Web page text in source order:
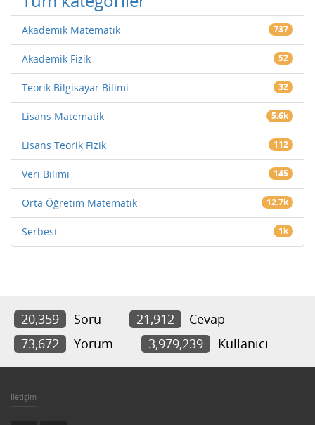
Akademik Matematik 737
Akademik Fizik 52
Teorik Bilgisayar Bilimi 32
Lisans Matematik 5.6k
Lisans Teorik Fizik 112
Veri Bilimi 145
Orta Öğretim Matematik 12.7k
Serbest 1k
20,359 Soru 21,912
Cevap
73,672
Yorum 3,979,239 Kullanıcı
İletişim